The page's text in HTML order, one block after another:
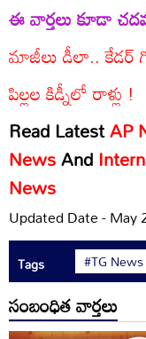
ఈ వార్తలు కూడా
మాజీలు డీలా.. కేడర్‌
పిల్లల కిడ్నీలో రాళ్లు !
Read LatestAP
NewsAnd
News
Updated Date - May
Tags #TG News
సంబంధిత వార్తలు